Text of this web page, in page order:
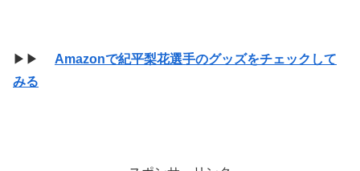
▶▶ Amazonで紀平梨花選手のグッズをチェックして
みる